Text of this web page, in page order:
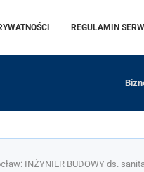
REGULAMIN
INŻYNIER BUDOWY ds.